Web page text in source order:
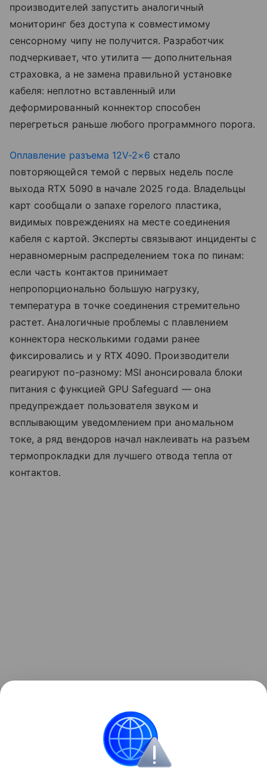
производителей запустить аналогичный
мониторинг без доступа к совместимому
сенсорному чипу не получится. Разработчик
подчеркивает, что утилита — дополнительная
страховка, а не замена правильной установке
кабеля: неплотно вставленный или
деформированный коннектор способен
перегреться раньше любого программного порога.
Оплавление разъема 12V-2×6 стало
повторяющейся темой с первых недель после
выхода RTX 5090 в начале 2025 года. Владельцы
карт сообщали о запахе горелого пластика,
видимых повреждениях на месте соединения
кабеля с картой. Эксперты связывают инциденты с
неравномерным распределением тока по пинам:
если часть контактов принимает
непропорционально большую нагрузку,
температура в точке соединения стремительно
растет. Аналогичные проблемы с плавлением
коннектора несколькими годами ранее
фиксировались и у RTX 4090. Производители
реагируют по-разному: MSI анонсировала блоки
питания с функцией GPU Safeguard — она
предупреждает пользователя звуком и
всплывающим уведомлением при аномальном
токе, а ряд вендоров начал наклеивать на разъем
термопрокладки для лучшего отвода тепла от
контактов.
Ранее мы рассказывали, как у геймера
прямо во время тестирования Battlefield